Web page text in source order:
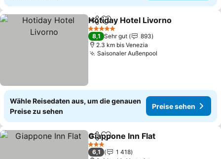
TeilenZu Favoriten hinzufügen
Hotiday Hotel Livorno
5 Sterne
8,1 Sehr gut
893
2.3 km bis Venezia
Saisonaler Außenpool
Wähle Reisedaten aus, um die genauen
Preise zu sehen
Preise sehen
TeilenZu Favoriten hinzufügen
Giappone Inn Flat
3 Sterne
6,1
1 418